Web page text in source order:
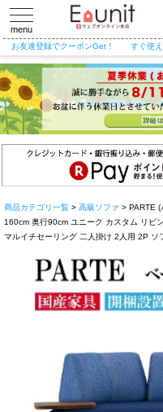
toggle
navigation
menu
お友達登録でクーポンGet！ すぐ使
商品カテゴリ一覧 > 高級ソファ > PARTE
160cm 奥行90cm ユニーク カスタム リビ
マルイチセーリング 二人掛け 2人用 2P ソ